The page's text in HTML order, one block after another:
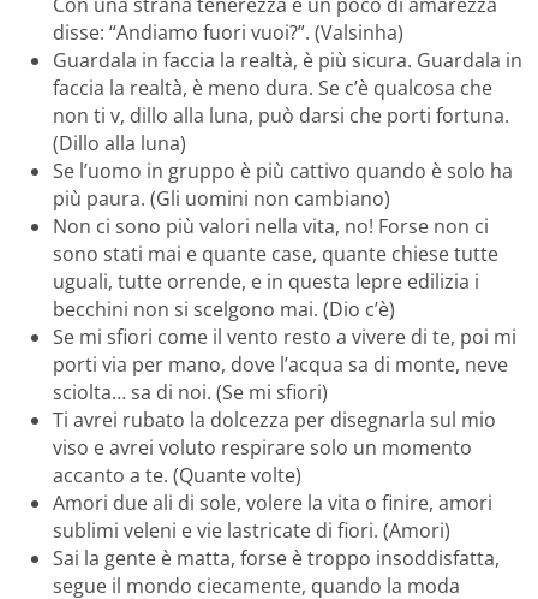
disse: “Andiamo fuori vuoi?”. (Valsinha)
Guardala in faccia la realtà, è più sicura. Guardala in
faccia la realtà, è meno dura. Se c’è qualcosa che
non ti v, dillo alla luna, può darsi che porti fortuna.
(Dillo alla luna)
Se l’uomo in gruppo è più cattivo quando è solo ha
più paura. (Gli uomini non cambiano)
Non ci sono più valori nella vita, no! Forse non ci
sono stati mai e quante case, quante chiese tutte
uguali, tutte orrende, e in questa lepre edilizia i
becchini non si scelgono mai. (Dio c’è)
Se mi sfiori come il vento resto a vivere di te, poi mi
porti via per mano, dove l’acqua sa di monte, neve
sciolta… sa di noi. (Se mi sfiori)
Ti avrei rubato la dolcezza per disegnarla sul mio
viso e avrei voluto respirare solo un momento
accanto a te. (Quante volte)
Amori due ali di sole, volere la vita o finire, amori
sublimi veleni e vie lastricate di fiori. (Amori)
Sai la gente è matta, forse è troppo insoddisfatta,
segue il mondo ciecamente, quando la moda